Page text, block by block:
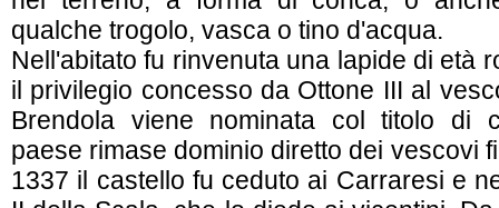
qualche trogolo, vasca o tino d'acqua.
Nell'abitato fu rinvenuta una lapide di età
il privilegio concesso da Ottone III al
Brendola viene nominata col titolo di
paese rimase dominio diretto dei vescovi
1337 il castello fu ceduto ai Carraresi e